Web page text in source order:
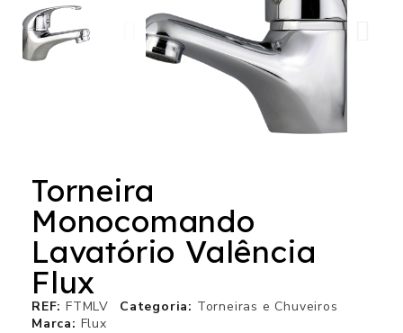
Torneira
Monocomando
Lavatório Valência
Flux
REF FTMLV Categoria
Torneiras e Chuveiros
Marca
Flux